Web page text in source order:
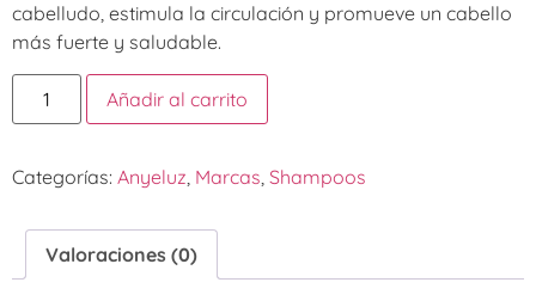
cabelludo, estimula la circulación y promueve un cabello
más fuerte y saludable.
Añadir al carrito
Categorías: Anyeluz Marcas Shampoos
Valoraciones (0)